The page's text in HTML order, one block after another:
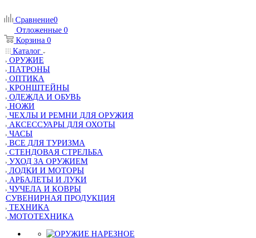
Сравнение0
Отложенные 0
Корзина 0
Каталог
ОРУЖИЕ
ПАТРОНЫ
ОПТИКА
КРОНШТЕЙНЫ
ОДЕЖДА И ОБУВЬ
НОЖИ
ЧЕХЛЫ И РЕМНИ ДЛЯ ОРУЖИЯ
АКСЕССУАРЫ ДЛЯ ОХОТЫ
ЧАСЫ
ВСЕ ДЛЯ ТУРИЗМА
СТЕНДОВАЯ СТРЕЛЬБА
УХОД ЗА ОРУЖИЕМ
ЛОДКИ И МОТОРЫ
АРБАЛЕТЫ И ЛУКИ
ЧУЧЕЛА И КОВРЫ
СУВЕНИРНАЯ ПРОДУКЦИЯ
ТЕХНИКА
МОТОТЕХНИКА